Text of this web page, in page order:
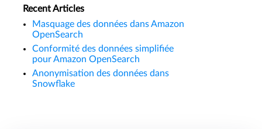
Recent Articles
Masquage des données dans Amazon
OpenSearch
Conformité des données simplifiée
pour Amazon OpenSearch
Anonymisation des données dans
Snowflake